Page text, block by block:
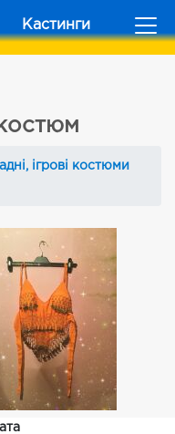
Кастинги
ігрові костюми